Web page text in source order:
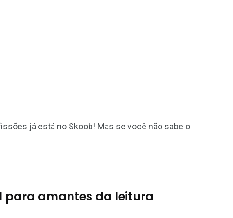
já está no Skoob! Mas se você não sabe o
para amantes da leitura